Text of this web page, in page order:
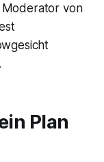
Moderator von
Plan